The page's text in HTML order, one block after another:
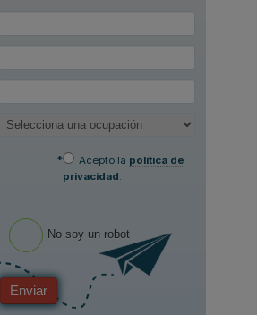
*
Acepto la política de
privacidad.
No soy un robot
Enviar